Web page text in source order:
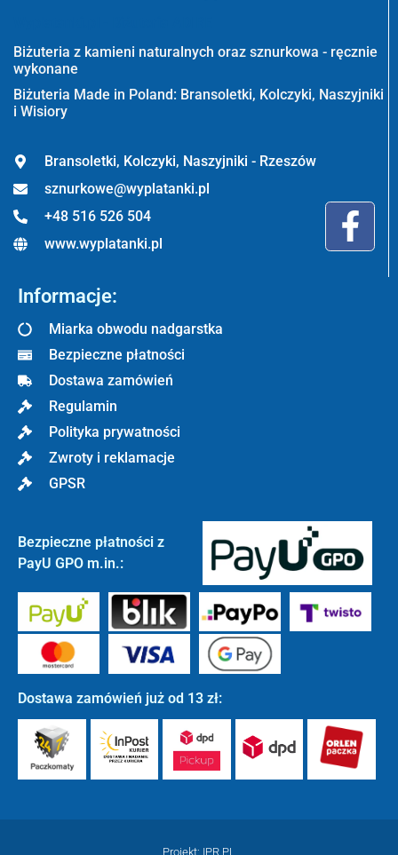
Biżuteria z kamieni naturalnych oraz sznurkowa - ręcznie
wykonane
Biżuteria Made in Poland: Bransoletki, Kolczyki, Naszyjniki
i Wisiory
Bransoletki, Kolczyki, Naszyjniki - Rzeszów
sznurkowe@wyplatanki.pl
+48 516 526 504
www.wyplatanki.pl
Informacje:
Miarka obwodu nadgarstka
Bezpieczne płatności
Dostawa zamówień
Regulamin
Polityka prywatności
Zwroty i reklamacje
GPSR
Bezpieczne płatności z
PayU GPO m.in.:
Dostawa zamówień już od 13 zł:
Projekt: IPR.PL